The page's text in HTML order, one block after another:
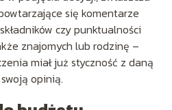
się komentarze
czy punktualności
znajomych lub rodzinę –
miał już styczność z daną
opinią.